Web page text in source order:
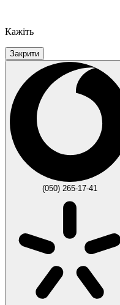
Кажіть
Закрити
(050) 265-17-41